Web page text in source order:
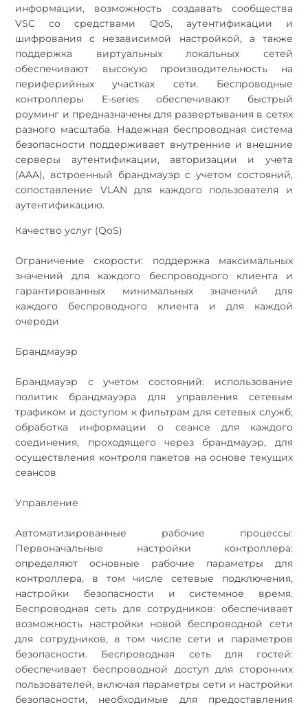
информации, возможность создавать сообщества
VSC со средствами QoS, аутентификации и
шифрования с независимой настройкой, а также
поддержка виртуальных локальных сетей
обеспечивают высокую производительность на
периферийных участках сети. Беспроводные
контроллеры E-series обеспечивают быстрый
роуминг и предназначены для развертывания в сетях
разного масштаба. Надежная беспроводная система
безопасности поддерживает внутренние и внешние
серверы аутентификации, авторизации и учета
(AAA), встроенный брандмауэр с учетом состояний,
сопоставление VLAN для каждого пользователя и
аутентификацию.
Качество услуг (QoS)
Ограничение скорости: поддержка максимальных
значений для каждого беспроводного клиента и
гарантированных минимальных значений для
каждого беспроводного клиента и для каждой
очереди
Брандмауэр
Брандмауэр с учетом состояний: использование
политик брандмауэра для управления сетевым
трафиком и доступом к фильтрам для сетевых служб;
обработка информации о сеансе для каждого
соединения, проходящего через брандмауэр, для
осуществления контроля пакетов на основе текущих
сеансов
Управление
Автоматизированные рабочие процессы:
Первоначальные настройки контроллера:
определяют основные рабочие параметры для
контроллера, в том числе сетевые подключения,
настройки безопасности и системное время.
Беспроводная сеть для сотрудников: обеспечивает
возможность настройки новой беспроводной сети
для сотрудников, в том числе сети и параметров
безопасности. Беспроводная сеть для гостей:
обеспечивает беспроводной доступ для сторонних
пользователей, включая параметры сети и настройки
безопасности, необходимые для предоставления